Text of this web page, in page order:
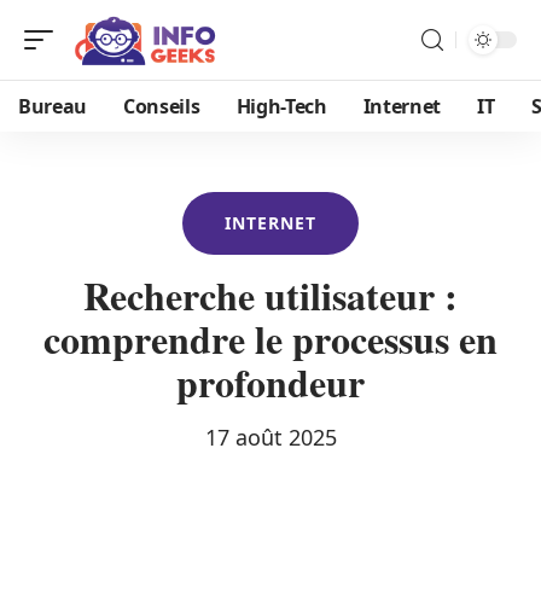
Bureau Conseils High-Tech Internet IT
INTERNET
Recherche utilisateur :
comprendre le processus en
profondeur
17 août 2025